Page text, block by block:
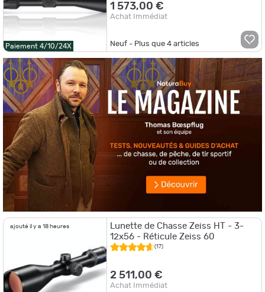
Paiement 4/10/24X
1 573,00 €
Achat Immédiat
Neuf - Plus que4 articles
ajouté il y a 18 heures
Lunette de Chasse Zeiss HT - 3-
12x56 - Réticule Zeiss 60
(17)
2 511,00 €
Achat Immédiat